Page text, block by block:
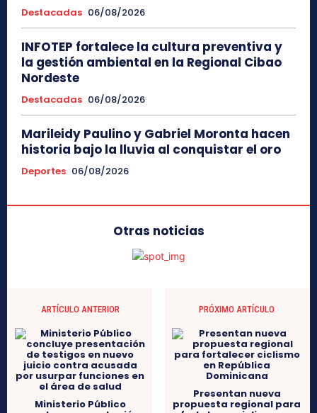
Destacadas 06/08/2026
INFOTEP fortalece la cultura preventiva y
la gestión ambiental en la Regional Cibao
Nordeste
Destacadas 06/08/2026
Marileidy Paulino y Gabriel Moronta hacen
historia bajo la lluvia al conquistar el oro
Deportes 06/08/2026
Otras noticias
ARTÍCULO ANTERIOR
Ministerio Público
PRÓXIMO ARTÍCULO
Presentan nueva
propuesta regional para